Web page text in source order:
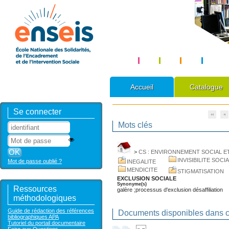
Accueil Catalogue
Se connecter
Mot de passe oublié ?
Ressources
méthodologiques
Guide de rédaction des références
bibliographiques APA
Tutoriel du portail documentaire
Mots clés
> CS : ENVIRONNEMENT SOCIAL
INEGALITE
INVISIBILITE
MENDICITE
STIGMATISATION
EXCLUSION SOCIALE
Synonyme(s)
galère ;processus d'exclusion désaffiliation
Documents disponibles dans